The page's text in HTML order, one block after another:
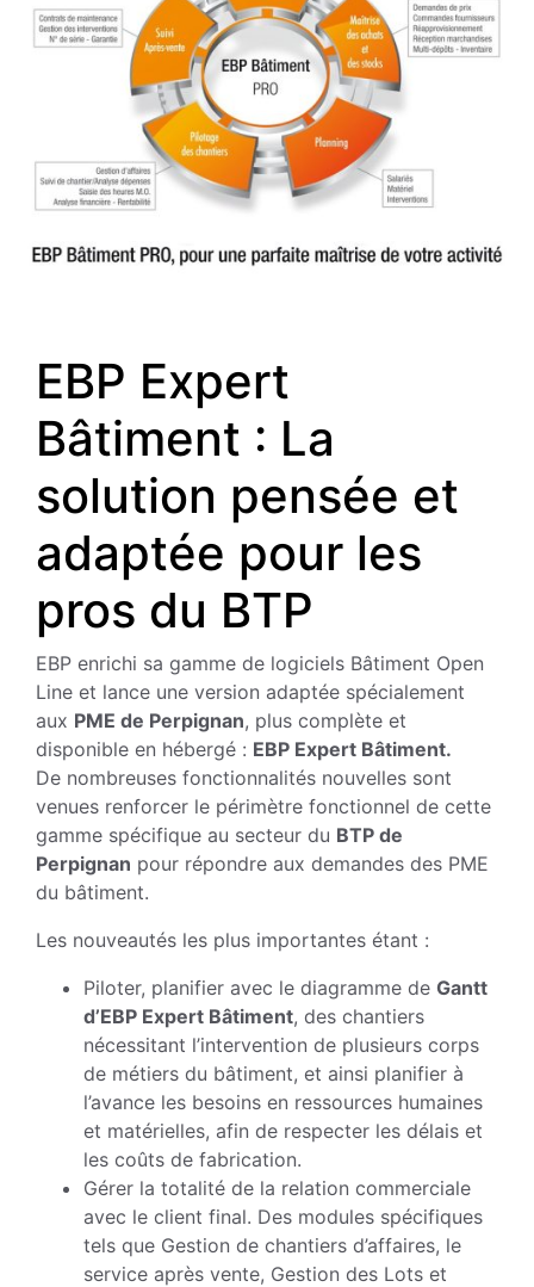
EBP Expert
Bâtiment : La
solution pensée et
adaptée pour les
pros du BTP
EBP enrichi sa gamme de logiciels Bâtiment Open
Line et lance une version adaptée spécialement
aux PME de Perpignan, plus complète et
disponible en hébergé : EBP Expert Bâtiment.
De nombreuses fonctionnalités nouvelles sont
venues renforcer le périmètre fonctionnel de cette
gamme spécifique au secteur du BTP de
Perpignan pour répondre aux demandes des PME
du bâtiment.
Les nouveautés les plus importantes étant :
Piloter, planifier avec le diagramme de Gantt
d’EBP Expert Bâtiment, des chantiers
nécessitant l’intervention de plusieurs corps
de métiers du bâtiment, et ainsi planifier à
l’avance les besoins en ressources humaines
et matérielles, afin de respecter les délais et
les coûts de fabrication.
Gérer la totalité de la relation commerciale
avec le client final. Des modules spécifiques
tels que Gestion de chantiers d’affaires, le
service après vente, Gestion des Lots et